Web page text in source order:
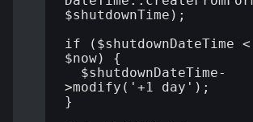
$shutdownTime);
if ($shutdownDateTime <
$now) {
$shutdownDateTime-
>modify('+1 day');
}